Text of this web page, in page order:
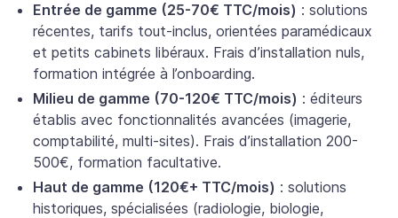
Entrée de gamme (25-70€ TTC/mois) : solutions
récentes, tarifs tout-inclus, orientées paramédicaux
et petits cabinets libéraux. Frais d’installation nuls,
formation intégrée à l’onboarding.
Milieu de gamme (70-120€ TTC/mois) : éditeurs
établis avec fonctionnalités avancées (imagerie,
comptabilité, multi-sites). Frais d’installation 200-
500€, formation facultative.
Haut de gamme (120€+ TTC/mois) : solutions
historiques, spécialisées (radiologie, biologie,